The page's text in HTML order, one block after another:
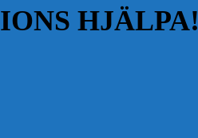
HJÄLPA!